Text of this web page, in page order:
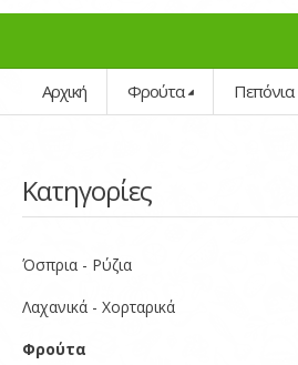
Αρχική Φρούτα Πεπόνια
Κατηγορίες
Όσπρια - Ρύζια
Λαχανικά - Χορταρικά
Φρούτα